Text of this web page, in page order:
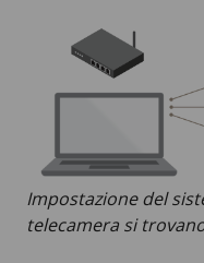
Impostazione del
telecamera si